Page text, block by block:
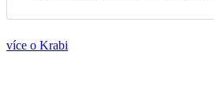
více o Krabi